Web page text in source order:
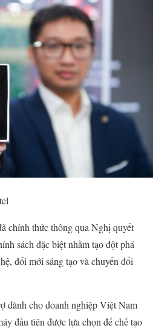
chính thức thông qua Nghị quyết
sách đặc biệt nhằm tạo đột phá
đổi mới sáng tạo và chuyển đổi
dành cho doanh nghiệp Việt Nam
đầu tiên được lựa chọn để chế tạo